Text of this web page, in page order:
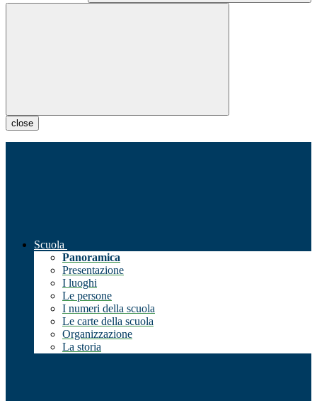
close
Scuola
Panoramica
Presentazione
I luoghi
Le persone
I numeri della scuola
Le carte della scuola
Organizzazione
La storia